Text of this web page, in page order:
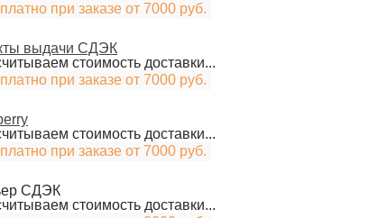
при заказе от 7000 руб.
выдачи СДЭК
стоимость доставки...
при заказе от 7000 руб.
стоимость доставки...
при заказе от 7000 руб.
СДЭК
стоимость доставки...